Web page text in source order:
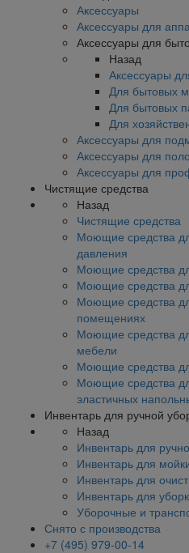
Аксессуары
Аксессуары для
Аксессуары для
Назад
Аксессуары
Для бытовых
Для бытовых
Для
Аксессуары для
Аксессуары для
Аксессуары для
Чистящие средства
Назад
Чистящие средства
Моющие средства
давления
Моющие средства
Моющие средства
Моющие средства
помещениях
Моющие средства
мебели
Моющие средства
Моющие средства
эластичных
Инвентарь для ручной
Назад
Инвентарь для
Инвентарь для
Инвентарь для
Инвентарь для
Уборочные и
Снято с производства
+7 (495) 979-00-14